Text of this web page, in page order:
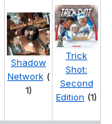
Shadow
Network (
1)
Trick
Shot:
Second
Edition (1)